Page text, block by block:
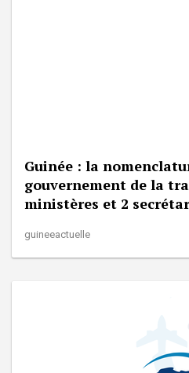
Guinée : la
gouvernement de la
ministères et 2
guineeactuelle